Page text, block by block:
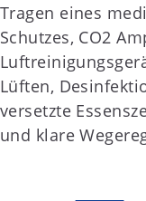
Tragen eines
Schutzes, CO2
Lüften,
versetzte
und klare